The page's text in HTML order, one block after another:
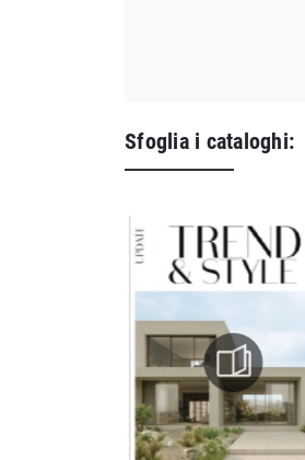
Sfoglia i cataloghi: